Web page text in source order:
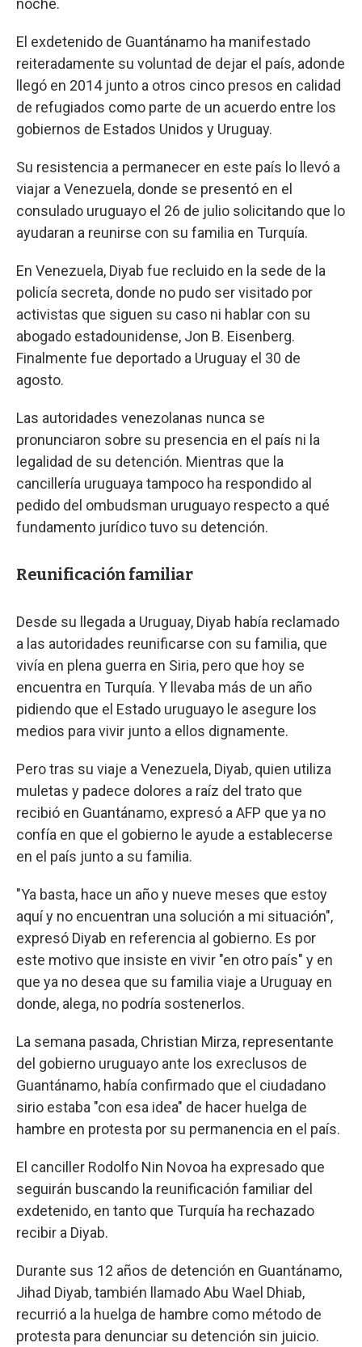
noche.
El exdetenido de Guantánamo ha manifestado
reiteradamente su voluntad de dejar el país, adonde
llegó en 2014 junto a otros cinco presos en calidad
de refugiados como parte de un acuerdo entre los
gobiernos de Estados Unidos y Uruguay.
Su resistencia a permanecer en este país lo llevó a
viajar a Venezuela, donde se presentó en el
consulado uruguayo el 26 de julio solicitando que lo
ayudaran a reunirse con su familia en Turquía.
En Venezuela, Diyab fue recluido en la sede de la
policía secreta, donde no pudo ser visitado por
activistas que siguen su caso ni hablar con su
abogado estadounidense, Jon B. Eisenberg.
Finalmente fue deportado a Uruguay el 30 de
agosto.
Las autoridades venezolanas nunca se
pronunciaron sobre su presencia en el país ni la
legalidad de su detención. Mientras que la
cancillería uruguaya tampoco ha respondido al
pedido del ombudsman uruguayo respecto a qué
fundamento jurídico tuvo su detención.
Reunificación familiar
Desde su llegada a Uruguay, Diyab había reclamado
a las autoridades reunificarse con su familia, que
vivía en plena guerra en Siria, pero que hoy se
encuentra en Turquía. Y llevaba más de un año
pidiendo que el Estado uruguayo le asegure los
medios para vivir junto a ellos dignamente.
Pero tras su viaje a Venezuela, Diyab, quien utiliza
muletas y padece dolores a raíz del trato que
recibió en Guantánamo, expresó a AFP que ya no
confía en que el gobierno le ayude a establecerse
en el país junto a su familia.
"Ya basta, hace un año y nueve meses que estoy
aquí y no encuentran una solución a mi situación",
expresó Diyab en referencia al gobierno. Es por
este motivo que insiste en vivir "en otro país" y en
que ya no desea que su familia viaje a Uruguay en
donde, alega, no podría sostenerlos.
La semana pasada, Christian Mirza, representante
del gobierno uruguayo ante los exreclusos de
Guantánamo, había confirmado que el ciudadano
sirio estaba "con esa idea" de hacer huelga de
hambre en protesta por su permanencia en el país.
El canciller Rodolfo Nin Novoa ha expresado que
seguirán buscando la reunificación familiar del
exdetenido, en tanto que Turquía ha rechazado
recibir a Diyab.
Durante sus 12 años de detención en Guantánamo,
Jihad Diyab, también llamado Abu Wael Dhiab,
recurrió a la huelga de hambre como método de
protesta para denunciar su detención sin juicio.